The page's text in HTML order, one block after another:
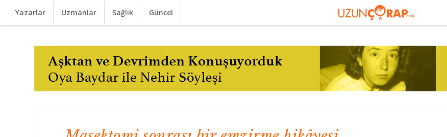
Yazarlar Uzmanlar Sağlık Güncel